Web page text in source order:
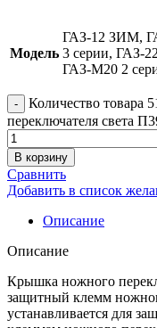
Модель
ГАЗ-12 ЗИМ,
3 серии, ГАЗ-
ГАЗ-М20 2
Количество товара
переключателя света
В корзину
Сравнить
Добавить в список
Описание
Описание
Крышка ножного
защитный клемм
устанавливается для